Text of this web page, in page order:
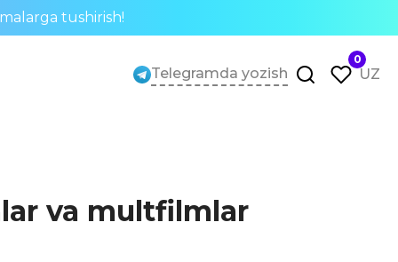
tushirish!
Telegramda yozish
0
UZ
va multfilmlar